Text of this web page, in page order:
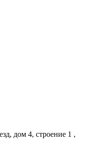
дом 4, строение 1 ,